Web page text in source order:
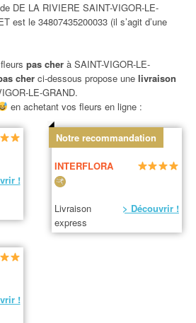
DE LA RIVIERE SAINT-VIGOR-LE-
est le 34807435200033 (il s’agit d’une
pas cherà SAINT-VIGOR-LE-
cher ci-dessous propose une livraison
LE-GRAND.
en achetant vos fleurs en ligne :
!
Notre recommandation
INTERFLORA
Livraison
express
> Découvrir !
!